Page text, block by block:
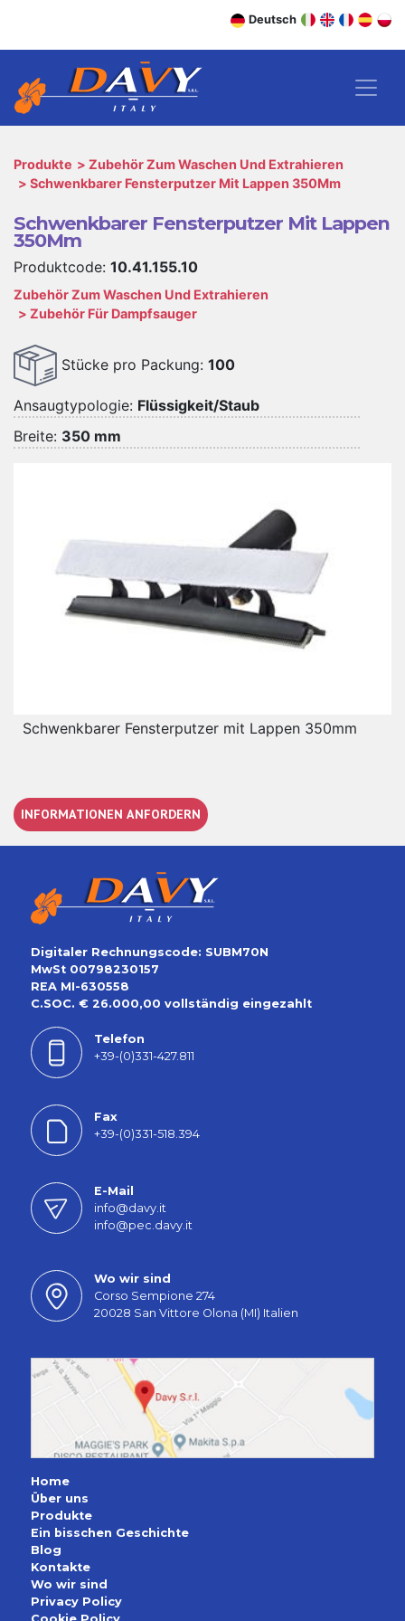
Deutsch
Produkte
Zubehör Zum Waschen Und Extrahieren
Schwenkbarer Fensterputzer Mit Lappen 350Mm
Schwenkbarer Fensterputzer mit Lappen 350mm
INFORMATIONEN ANFORDERN
Schwenkbarer Fensterputzer Mit Lappen
350Mm
Produktcode: 10.41.155.10
Zubehör Zum Waschen Und Extrahieren
Zubehör Für Dampfsauger
Stücke pro Packung: 100
Ansaugtypologie: Flüssigkeit/Staub
Breite: 350 mm
Digitaler Rechnungscode: SUBM70N
MwSt 00798230157
REA MI-630558
C.SOC. € 26.000,00 vollständig eingezahlt
Telefon
+39-(0)331-427.811
Fax
+39-(0)331-518.394
E-Mail
info@davy.it
info@pec.davy.it
Wo wir sind
Corso Sempione 274
20028 San Vittore Olona (MI) Italien
Home
Über uns
Produkte
Ein bisschen Geschichte
Blog
Kontakte
Wo wir sind
Privacy Policy